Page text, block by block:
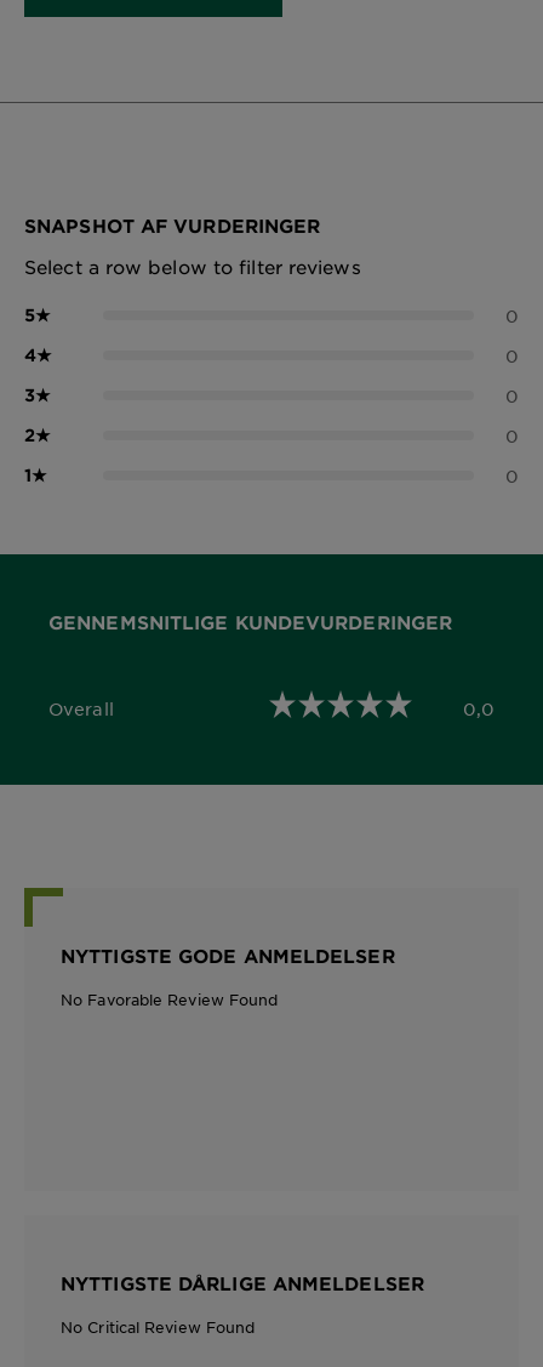
SNAPSHOT AF VURDERINGER
Select a row below to filter reviews
5★ 0
4★ 0
3★ 0
2★ 0
1★ 0
GENNEMSNITLIGE KUNDEVURDERINGER
Overall
0,0 out of 5 stars 0,0
NYTTIGSTE GODE ANMELDELSER
No Favorable Review Found
NYTTIGSTE DÅRLIGE ANMELDELSER
No Critical Review Found